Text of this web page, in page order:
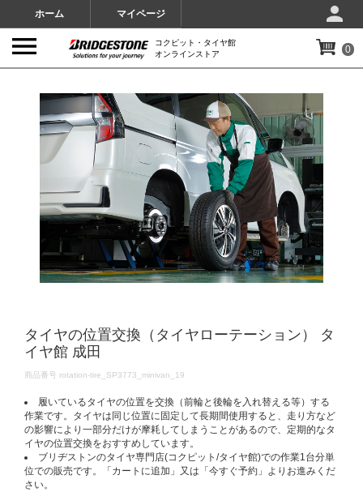
ホーム マイページ
コクピット・タイヤ館
オンラインストア
0
タイヤの位置交換（タイヤローテーション） タ
イヤ館 成田
DETAILS
商品番号 rotation-tire_SP3773_minivan_19
履いているタイヤの位置を交換（前輪と後輪を入れ替える等）する
作業です。タイヤは同じ位置に固定して長期間使用すると、走り方など
の影響により一部分だけが摩耗してしまうことがあるので、定期的なタ
イヤの位置交換をおすすめしています。
ブリヂストンのタイヤ専門店(コクピット/タイヤ館)での作業1台分単
位での販売です。「カートに追加」又は「今すぐ予約」よりお進みくだ
さい。